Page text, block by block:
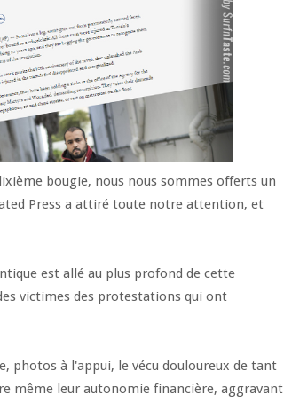
bougie, nous nous sommes offerts un
Press a attiré toute notre attention, et
est allé au plus profond de cette
victimes des protestations qui ont
photos à l'appui, le vécu douloureux de tant
même leur autonomie financière, aggravant